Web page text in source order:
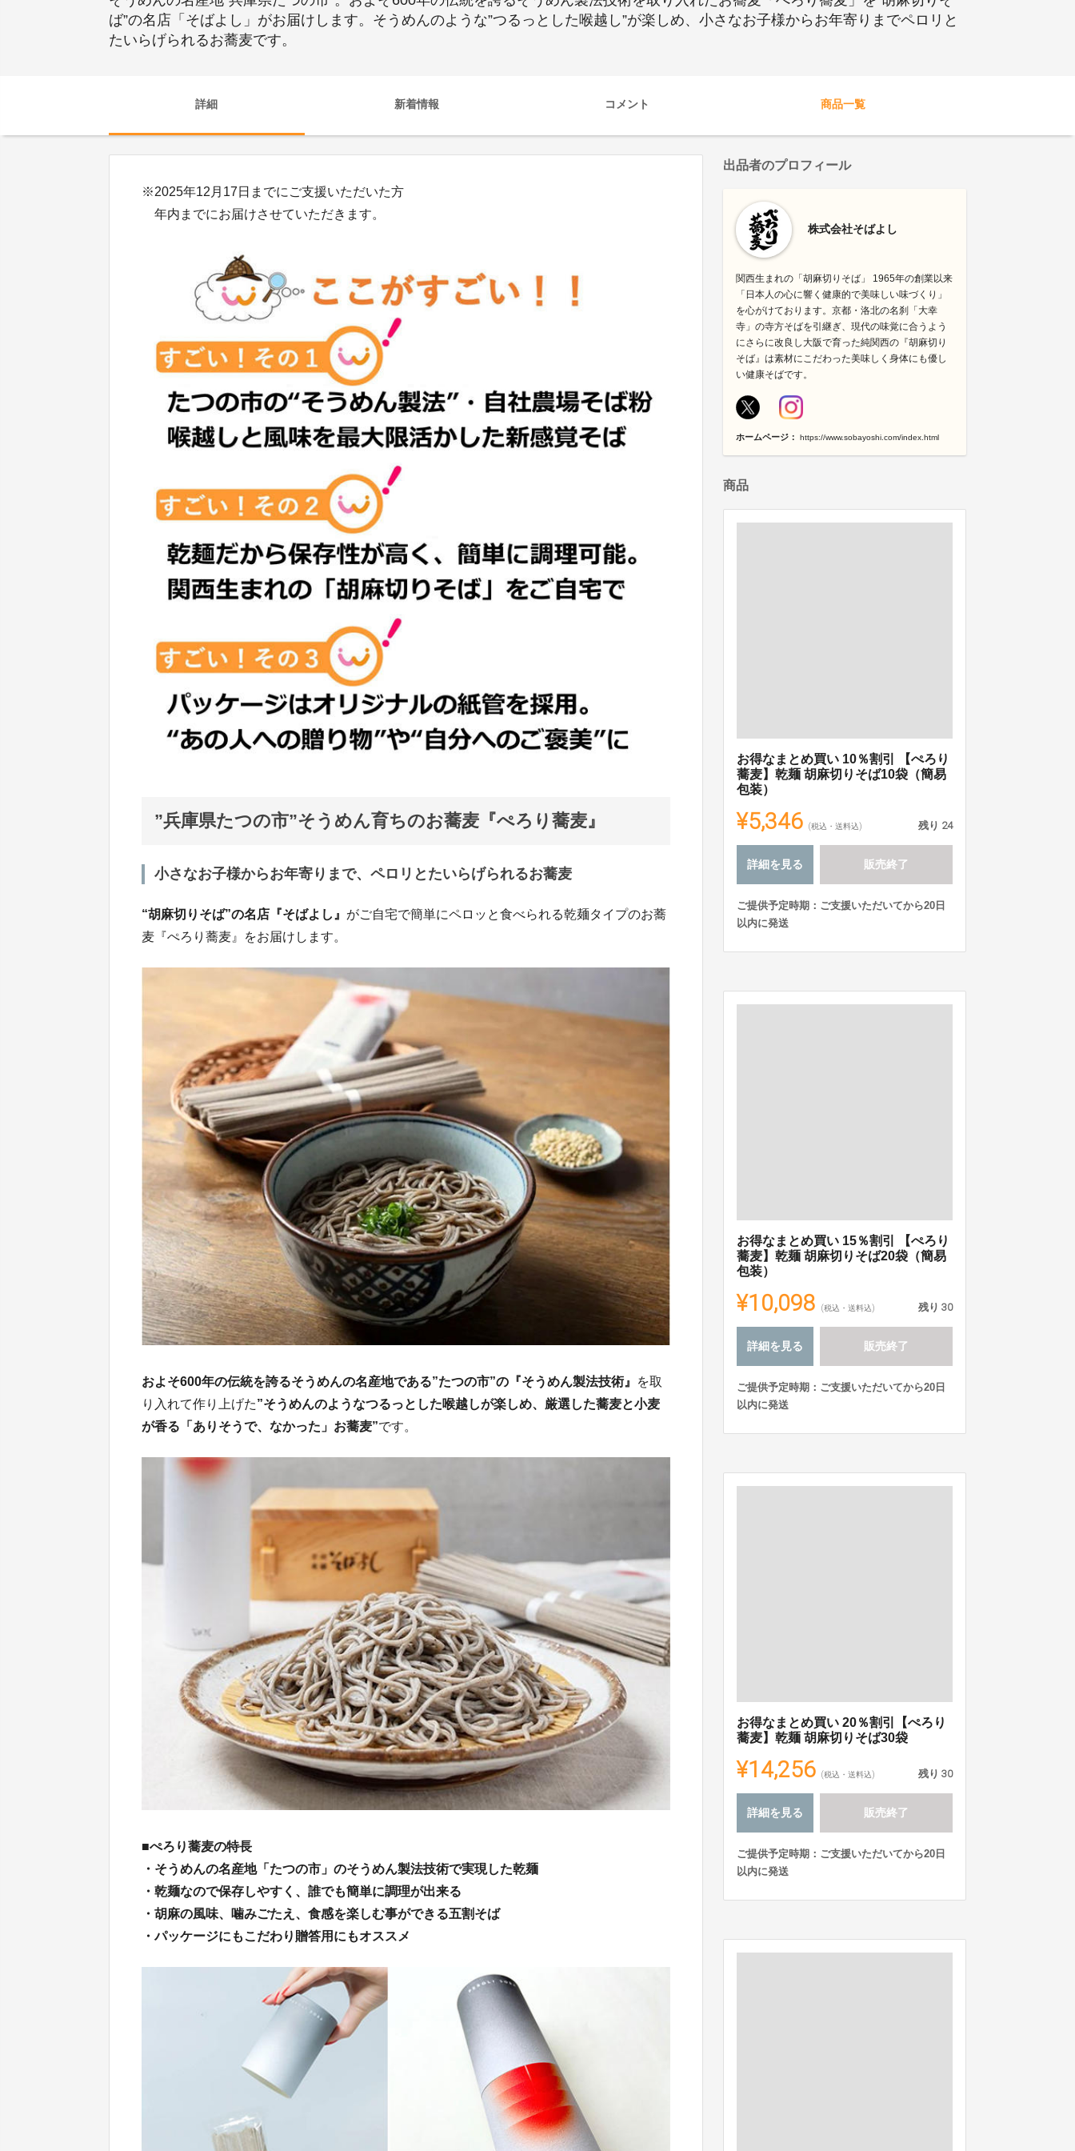
ば”の名店「そばよし」がお届けします。そうめんのような”つるっとした喉越し”が楽しめ、小さなお子様からお年寄りまでペロリと
たいらげられるお蕎麦です。
詳細 新着情報 コメント 商品一覧
※2025年12月17日までにご支援いただいた方
年内までにお届けさせていただきます。
”兵庫県たつの市”そうめん育ちのお蕎麦『ぺろり蕎麦』
小さなお子様からお年寄りまで、ペロリとたいらげられるお蕎麦
“胡麻切りそば”の名店『そばよし』 がご自宅で簡単にペロッと食べられる乾麺タイプのお蕎
麦『ぺろり蕎麦』をお届けします。
およそ600年の伝統を誇るそうめんの名産地である”たつの市”の『そうめん製法技術』
を取
り入れて作り上げた”そうめんのようなつるっとした喉越しが楽しめ、厳選した蕎麦と小麦
が香る「ありそうで、なかった」お蕎麦”です。
■ぺろり蕎麦の特長
・そうめんの名産地「たつの市」のそうめん製法技術で実現した乾麺
・乾麺なので保存しやすく、誰でも簡単に調理が出来る
・胡麻の風味、噛みごたえ、食感を楽しむ事ができる五割そば
・パッケージにもこだわり贈答用にもオススメ
出品者のプロフィール
株式会社そばよし
関西生まれの「胡麻切りそば」 1965年の創業以来
「日本人の心に響く健康的で美味しい味づくり」
を心がけております。京都・洛北の名刹「大幸
寺」の寺方そばを引継ぎ、現代の味覚に合うよう
にさらに改良し大阪で育った純関西の『胡麻切り
そば』は素材にこだわった美味しく身体にも優し
い健康そばです。
ホームページ： https://www.sobayoshi.com/index.html
商品
お得なまとめ買い 10％割引 【ぺろり
蕎麦】乾麺 胡麻切りそば10袋（簡易
包装）
¥5,346 (税込・送料込) 残り 24
詳細を見る 販売終了
ご提供予定時期：ご支援いただいてから20日
以内に発送
お得なまとめ買い 15％割引 【ぺろり
蕎麦】乾麺 胡麻切りそば20袋（簡易
包装）
¥10,098 (税込・送料込) 残り 30
詳細を見る 販売終了
ご提供予定時期：ご支援いただいてから20日
以内に発送
お得なまとめ買い 20％割引【ぺろり
蕎麦】乾麺 胡麻切りそば30袋
¥14,256 (税込・送料込) 残り 30
詳細を見る 販売終了
ご提供予定時期：ご支援いただいてから20日
以内に発送